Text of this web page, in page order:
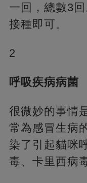
一回，總數3
接種即可。
2
呼吸疾病病菌
很微妙的事情
常為感冒生病
染了引起貓咪
毒、卡里西病